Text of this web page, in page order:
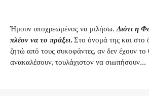
Ήμουν υποχρεωμένος να μιλήσω. Διότι η
πλέον να το πράξει.Στο όνομά της και στο
ζητώ από τους συκοφάντες, αν δεν έχουν το
ανακαλέσουν, τουλάχιστον να σιωπήσουν…